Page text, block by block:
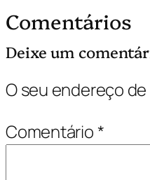
Comentários
Deixe um
O seu endereço
Comentário *